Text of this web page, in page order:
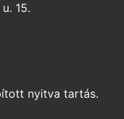
15.
nyitva tartás.